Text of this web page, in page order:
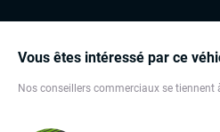
Vous êtes intéressé par ce
Nos conseillers commerciaux se tiennent
Volant multifonctions
ÉLECTRONIQUE
embarqué)